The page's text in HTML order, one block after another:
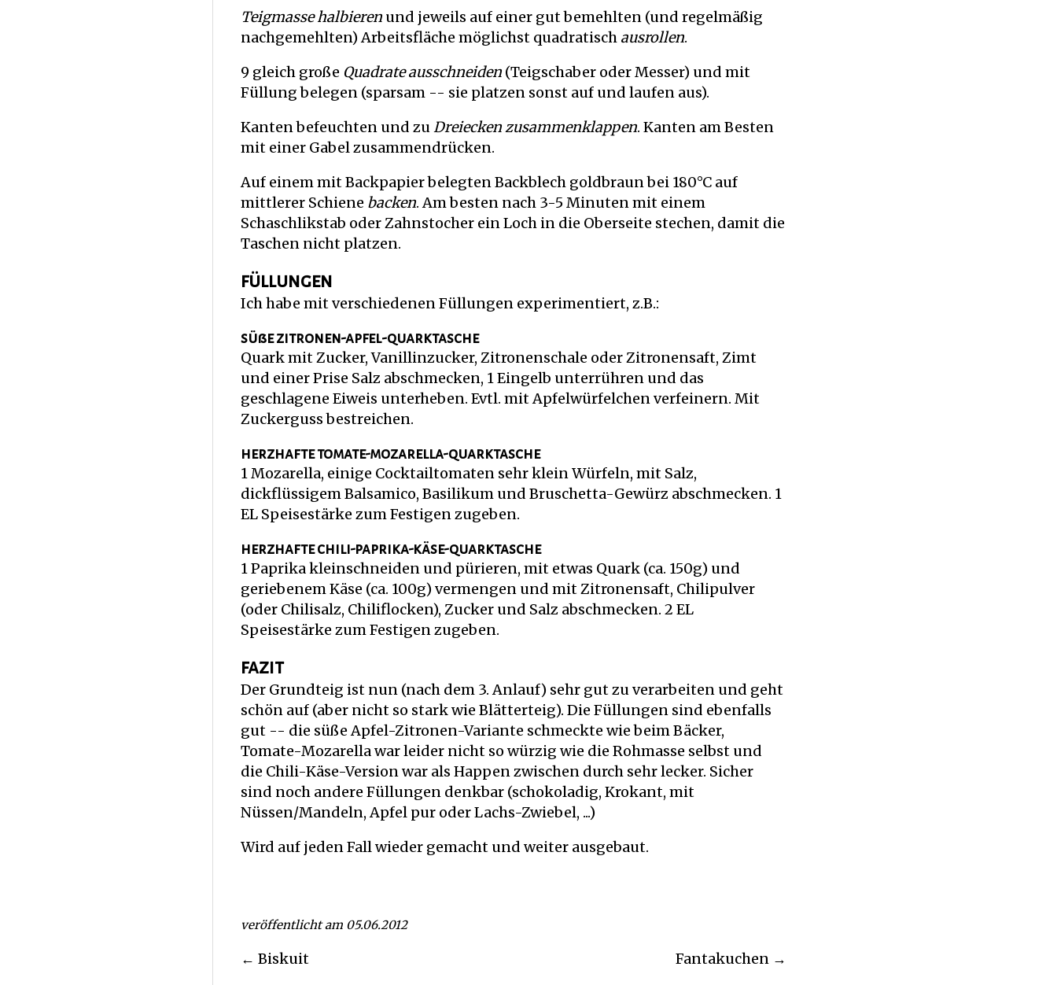
Teigmasse halbieren und jeweils auf einer gut bemehlten (und regelmäßig
nachgemehlten) Arbeitsfläche möglichst quadratisch ausrollen.
9 gleich große Quadrate ausschneiden (Teigschaber oder Messer) und mit
Füllung belegen (sparsam -- sie platzen sonst auf und laufen aus).
Kanten befeuchten und zuDreiecken zusammenklappen. Kanten am Besten
mit einer Gabel zusammendrücken.
Auf einem mit Backpapier belegten Backblech goldbraun bei 180°C auf
mittlerer Schiene backen. Am besten nach 3-5 Minuten mit einem
Schaschlikstab oder Zahnstocher ein Loch in die Oberseite stechen, damit die
Taschen nicht platzen.
füllungen
Ich habe mit verschiedenen Füllungen experimentiert, z.B.:
süße zitronen-apfel-quarktasche
Quark mit Zucker, Vanillinzucker, Zitronenschale oder Zitronensaft, Zimt
und einer Prise Salz abschmecken, 1 Eingelb unterrühren und das
geschlagene Eiweis unterheben. Evtl. mit Apfelwürfelchen verfeinern. Mit
Zuckerguss bestreichen.
herzhafte tomate-mozarella-quarktasche
1 Mozarella, einige Cocktailtomaten sehr klein Würfeln, mit Salz,
dickflüssigem Balsamico, Basilikum und Bruschetta-Gewürz abschmecken. 1
EL Speisestärke zum Festigen zugeben.
herzhafte chili-paprika-käse-quarktasche
1 Paprika kleinschneiden und pürieren, mit etwas Quark (ca. 150g) und
geriebenem Käse (ca. 100g) vermengen und mit Zitronensaft, Chilipulver
(oder Chilisalz, Chiliflocken), Zucker und Salz abschmecken. 2 EL
Speisestärke zum Festigen zugeben.
fazit
Der Grundteig ist nun (nach dem 3. Anlauf) sehr gut zu verarbeiten und geht
schön auf (aber nicht so stark wie Blätterteig). Die Füllungen sind ebenfalls
gut -- die süße Apfel-Zitronen-Variante schmeckte wie beim Bäcker,
Tomate-Mozarella war leider nicht so würzig wie die Rohmasse selbst und
die Chili-Käse-Version war als Happen zwischen durch sehr lecker. Sicher
sind noch andere Füllungen denkbar (schokoladig, Krokant, mit
Nüssen/Mandeln, Apfel pur oder Lachs-Zwiebel, ...)
Wird auf jeden Fall wieder gemacht und weiter ausgebaut.
veröffentlicht am 05.06.2012
← Biskuit Fantakuchen →